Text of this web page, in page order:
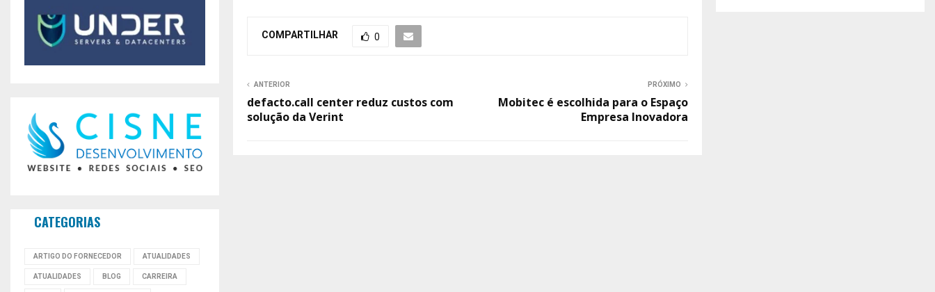
COMPARTILHAR 0
ANTERIOR
defacto.call center reduz custos com
solução da Verint
PRÓXIMO
Mobitec é escolhida para o Espaço
Empresa Inovadora
CATEGORIAS
ARTIGO DO FORNECEDOR ATUALIDADES
ATUALIDADES BLOG CARREIRA